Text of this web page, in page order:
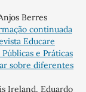
Berres
continuada
Educare
e Práticas
sobre diferentes
Ireland, Eduardo